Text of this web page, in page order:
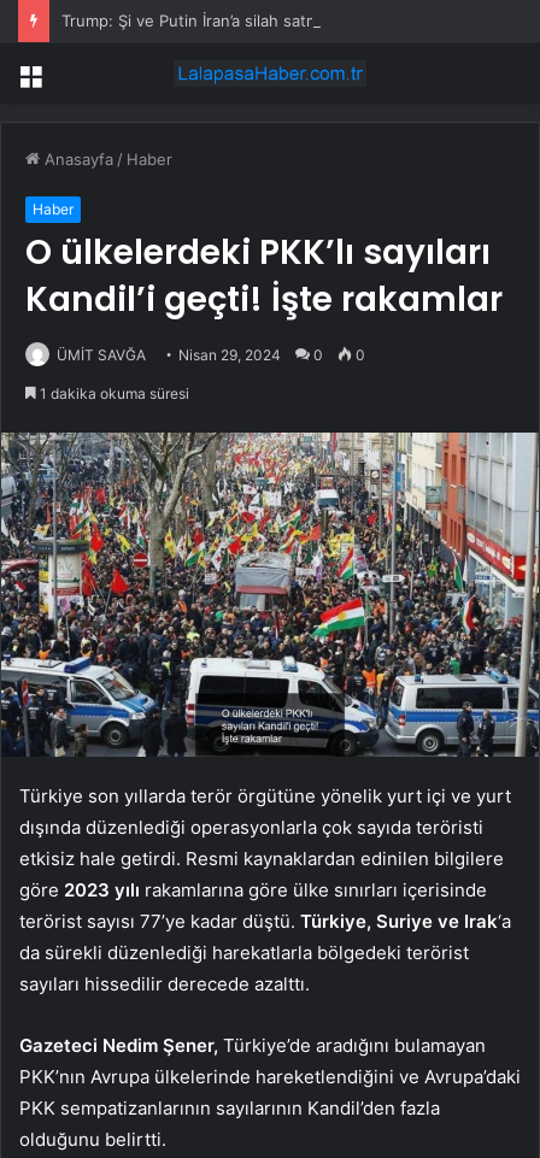
Trump: Şi ve Putin İran’a silah satmayacaklarını söyledi
Menü
Anasayfa / Haber
Haber
O ülkelerdeki PKK’lı sayıları
Kandil’i geçti! İşte rakamlar
ÜMİT SAVĞA Nisan 29, 2024 0 0
1 dakika okuma süresi
Türkiye son yıllarda terör örgütüne yönelik yurt içi ve yurt
dışında düzenlediği operasyonlarla çok sayıda teröristi
etkisiz hale getirdi. Resmi kaynaklardan edinilen bilgilere
göre 2023 yılı rakamlarına göre ülke sınırları içerisinde
terörist sayısı 77’ye kadar düştü. Türkiye, Suriye ve Irak‘a
da sürekli düzenlediği harekatlarla bölgedeki terörist
sayıları hissedilir derecede azalttı.
Gazeteci Nedim Şener, Türkiye’de aradığını bulamayan
PKK’nın Avrupa ülkelerinde hareketlendiğini ve Avrupa’daki
PKK sempatizanlarının sayılarının Kandil’den fazla
olduğunu belirtti.